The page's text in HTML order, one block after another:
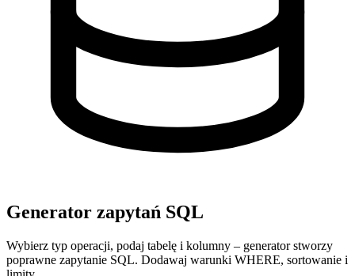
Generator zapytań SQL
Wybierz typ operacji, podaj tabelę i kolumny – generator stworzy
poprawne zapytanie SQL. Dodawaj warunki WHERE, sortowanie i